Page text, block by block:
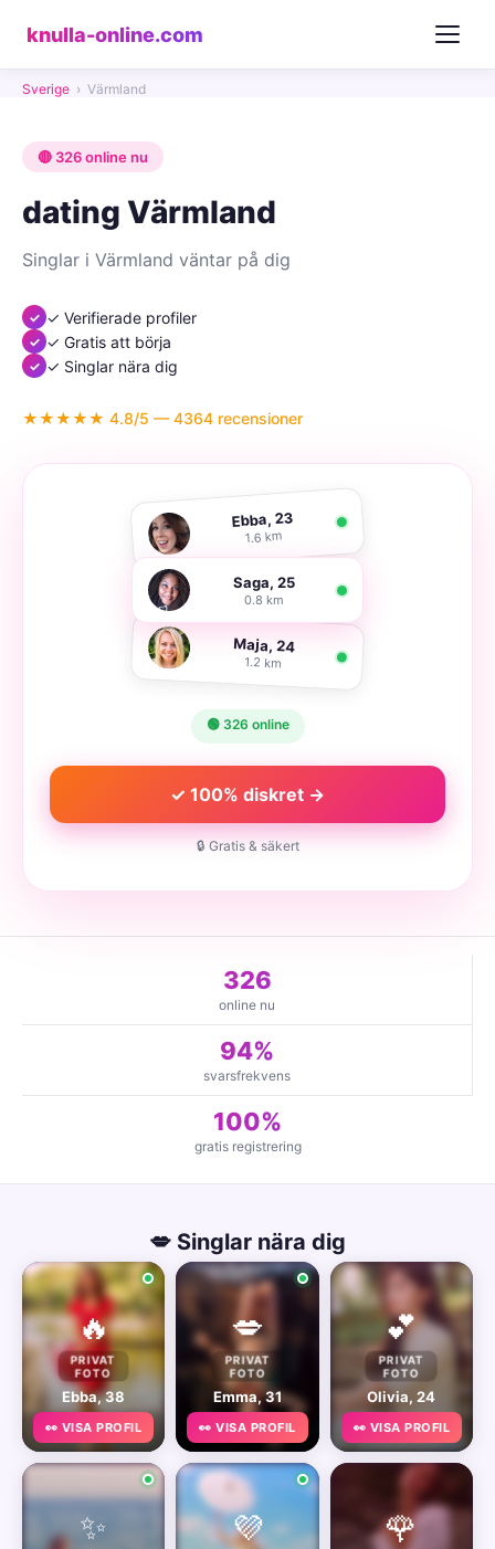
knulla-online.com
Sverige › Värmland
🔴 326 online nu
dating Värmland
Singlar i Värmland väntar på dig
✓ Verifierade profiler
✓ Gratis att börja
✓ Singlar nära dig
★★★★★ 4.8/5 — 4364 recensioner
Ebba, 23
1.6 km
Saga, 25
0.8 km
Maja, 24
1.2 km
🟢 326 online
✓ 100% diskret →
🔒 Gratis & säkert
326
online nu
94%
svarsfrekvens
100%
gratis registrering
💋 Singlar nära dig
🔥
PRIVAT
FOTO
Ebba, 38
👀 VISA PROFIL
💋
PRIVAT
FOTO
Emma, 31
👀 VISA PROFIL
💕
PRIVAT
FOTO
Olivia, 24
👀 VISA PROFIL
✨ 💜 🌹